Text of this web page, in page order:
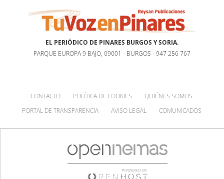
EL PERIÓDICO DE PINARES BURGOS Y SORIA.
PARQUE EUROPA 9 BAJO, 09001 - BURGOS - 947 256 767
CONTACTO POLÍTICA DE COOKIES
QUIÉNES SOMOS
PORTAL DE TRANSPARENCIA
AVISO LEGAL COMUNICADOS